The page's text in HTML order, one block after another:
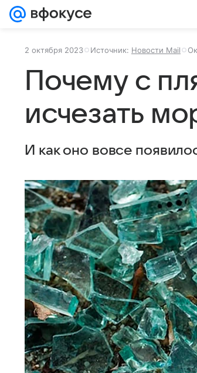
2 октября 2023 Источник: Новости Mail
Почему с
исчезать
И как оно вовсе